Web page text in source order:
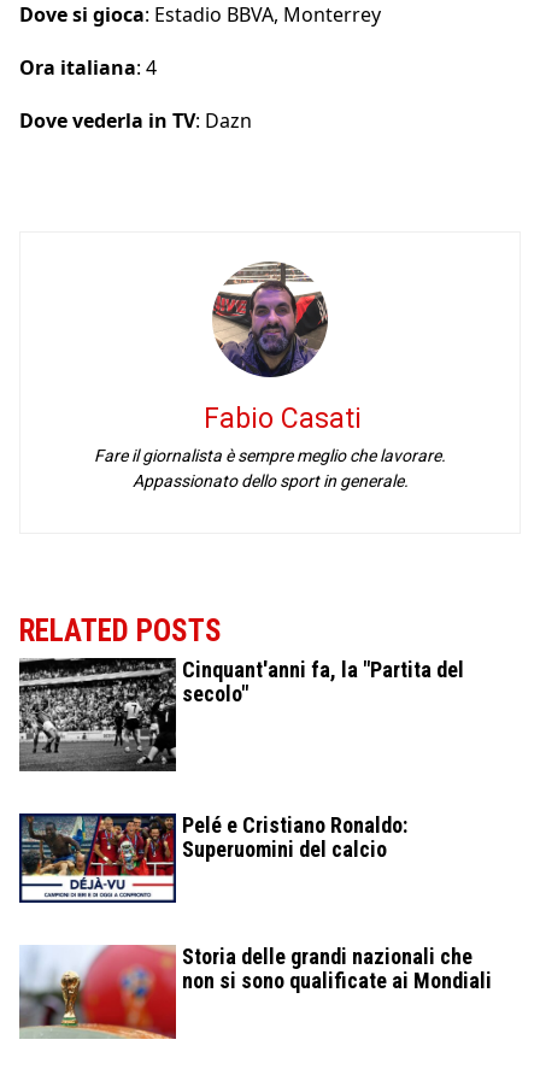
Dove si gioca: Estadio BBVA, Monterrey
Ora italiana: 4
Dove vederla in TV: Dazn
Fabio Casati
Fare il giornalista è sempre meglio che lavorare.
Appassionato dello sport in generale.
RELATED POSTS
Cinquant'anni fa, la "Partita del
secolo"
Pelé e Cristiano Ronaldo:
Superuomini del calcio
Storia delle grandi nazionali che
non si sono qualificate ai Mondiali